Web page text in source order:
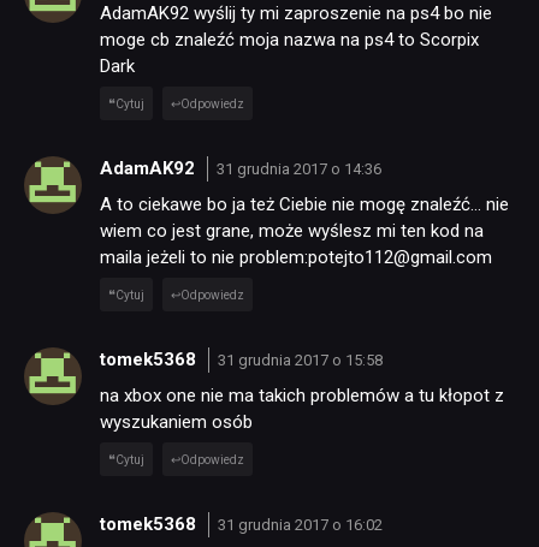
AdamAK92 wyślij ty mi zaproszenie na ps4 bo nie
moge cb znaleźć moja nazwa na ps4 to Scorpix
Dark
Cytuj Odpowiedz
AdamAK92 31 grudnia 2017 o 14:36
A to ciekawe bo ja też Ciebie nie mogę znaleźć… nie
wiem co jest grane, może wyślesz mi ten kod na
maila jeżeli to nie problem:potejto112@gmail.com
Cytuj Odpowiedz
tomek5368 31 grudnia 2017 o 15:58
na xbox one nie ma takich problemów a tu kłopot z
wyszukaniem osób
Cytuj Odpowiedz
tomek5368 31 grudnia 2017 o 16:02